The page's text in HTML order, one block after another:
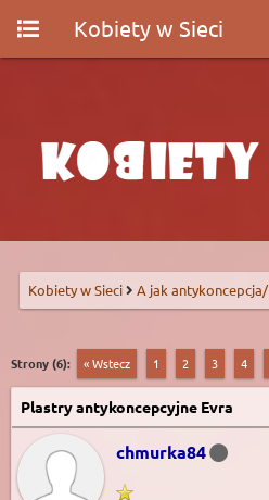
Kobiety w Sieci
Kobiety w Sieci A jak
Strony (6): « Wstecz 1 2 3 4
Plastry antykoncepcyjne Evra
chmurka84